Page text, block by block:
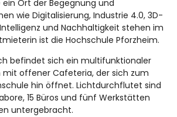
ein Ort der Begegnung und
wie Digitalisierung, Industrie 4.0, 3D-
und Nachhaltigkeit stehen im
ist die Hochschule Pforzheim.
befindet sich ein multifunktionaler
mit offener Cafeteria, der sich zum
hin öffnet. Lichtdurchflutet sind
15 Büros und fünf Werkstätten
untergebracht.